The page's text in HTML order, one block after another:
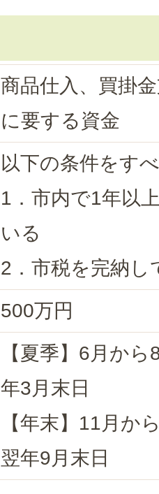
商品仕入、買掛
に要する資金
以下の条件をす
1．市内で1年以
いる
2．市税を完納し
500万円
【夏季】6月か
年3月末日
【年末】11月か
翌年9月末日